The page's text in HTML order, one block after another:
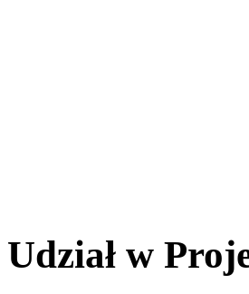
Udział w